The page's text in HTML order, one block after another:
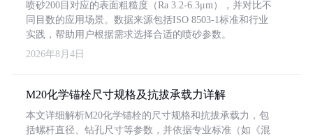
喷砂200目对应的表面粗糙度（Ra 3.2-6.3μm），并对比不
同目数的应用场景。数据来源包括ISO 8503-1标准和行业
实践，帮助用户根据需求选择合适的喷砂参数。
2026年8月4日
M20化学锚栓尺寸规格及抗拔承载力详解
本文详细解析M20化学锚栓的尺寸规格和抗拔承载力，包
括螺杆直径、钻孔尺寸等参数，并依据专业标准（如《混